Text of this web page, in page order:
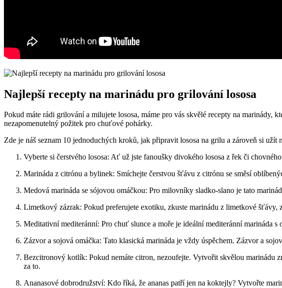
Najlepší recepty na marinádu pro grilování lososa
Pokud máte rádi grilování a milujete lososa, máme pro vás skvělé recepty na
nezapomenutelný požitek pro ​chuťové pohárky.
Zde je náš seznam ⁤10 ⁣jednoduchých kroků, jak připravit lososa na grilu a zároveň si užít
Vyberte si čerstvého lososa: Ať už jste fanoušky divokého lososa z řek či
Marináda z citrónu a‌ bylinek: Smíchejte čerstvou šťávu z citrónu se směsí
Medová marináda se sójovou omáčkou: Pro milovníky sladko-slano je tato
Limetkový zázrak: Pokud ⁢preferujete exotiku, zkuste marinádu z limetkové
Meditativní mediteránní: Pro chuť slunce a moře⁢ je ideální mediteránní marináda
Zázvor ⁤a sojová omáčka: Tato klasická marináda je vždy úspěchem. Zázvor a
Bezcitronový kotlík: Pokud nemáte citron, nezoufejte. Vytvořit skvělou marinádu
za to.
Ananasové dobrodružství: Kdo říká, že ananas ⁤patří jen na koktejly? Vytvořte